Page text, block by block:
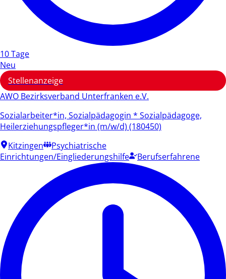
10 Tage
Neu
Stellenanzeige
AWO Bezirksverband Unterfranken e.V.
Sozialarbeiter*in, Sozialpädagogin * Sozialpädagoge,
Heilerziehungspfleger*in (m/w/d) (180450)
Kitzingen
Psychiatrische
Einrichtungen/Eingliederungshilfe
Berufserfahrene